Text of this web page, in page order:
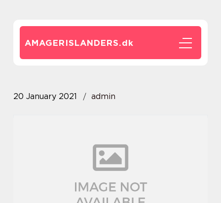
AMAGERISLANDERS.dk
20 January 2021 admin